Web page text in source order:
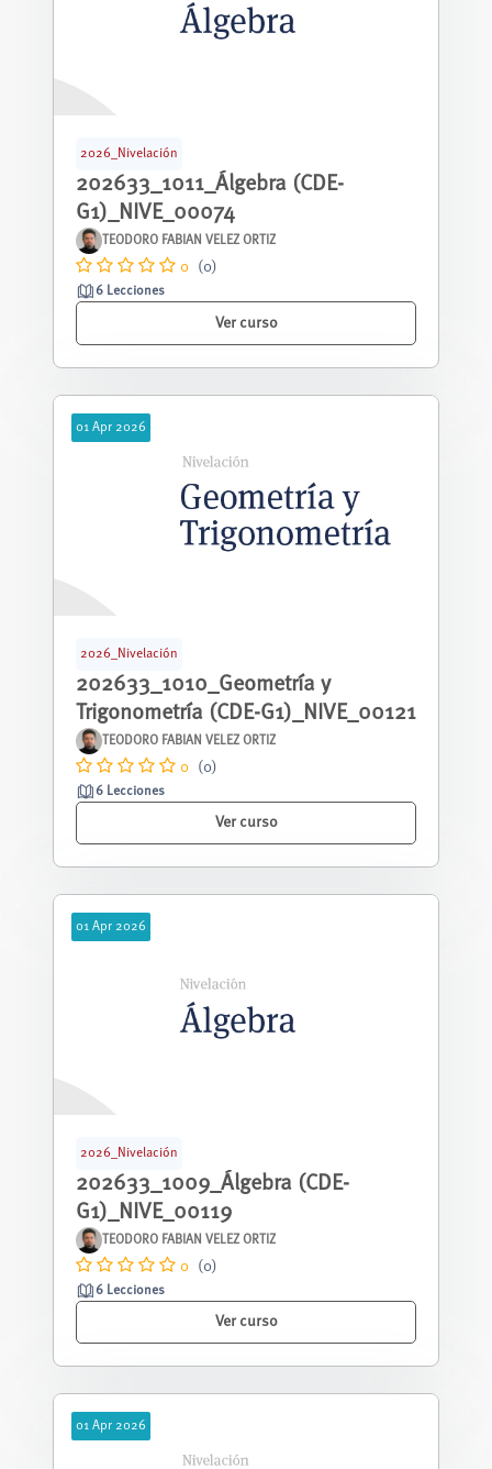
2026_Nivelación
202633_1011_Álgebra (CDE-
G1)_NIVE_00074
TEODORO FABIAN VELEZ ORTIZ
0 (0)
6 Lecciones
Ver curso
01 Apr 2026
2026_Nivelación
202633_1010_Geometría y
Trigonometría (CDE-G1)_NIVE_00121
TEODORO FABIAN VELEZ ORTIZ
0 (0)
6 Lecciones
Ver curso
01 Apr 2026
2026_Nivelación
202633_1009_Álgebra (CDE-
G1)_NIVE_00119
TEODORO FABIAN VELEZ ORTIZ
0 (0)
6 Lecciones
Ver curso
01 Apr 2026